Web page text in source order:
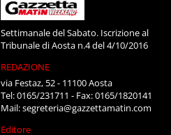
Settimanale del Sabato. Iscrizione al
Tribunale di Aosta n.4 del 4/10/2016
REDAZIONE
via Festaz, 52 - 11100 Aosta
Tel: 0165/231711 - Fax: 0165/1820141
Mail:segreteria@gazzettamatin.com
Editore